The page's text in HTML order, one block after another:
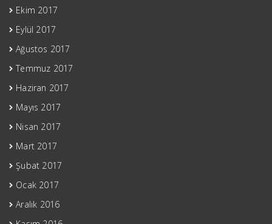
Ekim 2017
Eylül 2017
Ağustos 2017
Temmuz 2017
Haziran 2017
Mayıs 2017
Nisan 2017
Mart 2017
Şubat 2017
Ocak 2017
Aralık 2016